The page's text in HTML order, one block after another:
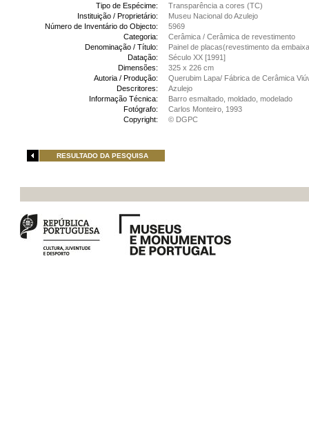
Tipo de Espécime:
Transparência a cores (TC)
Instituição / Proprietário:
Museu Nacional do Azulejo
Número de Inventário do Objecto:
5969
Categoria:
Cerâmica / Cerâmica de revestimento
Denominação / Título:
Painel de placas(revestimento da
Datação:
Século XX [1991]
Dimensões:
325 x 226 cm
Autoria / Produção:
Querubim Lapa/ Fábrica de Cerâmica
Descritores:
Azulejo
Informação Técnica:
Barro esmaltado, moldado, modelado
Fotógrafo:
Carlos Monteiro, 1993
Copyright:
© DGPC
RESULTADO DA PESQUISA